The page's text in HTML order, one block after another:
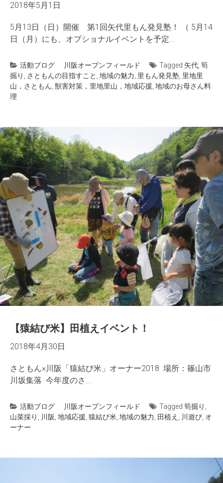
2018年5月1日
5月13日（日）開催 第1回矢代里もん発見塾！ （ 5月14
日（月）にも、オプショナルイベントを予定...
活動ブログ 川阪オープンフィールド Tagged 矢代 筍
掘り
さともんの目指すこと 地域の魅力 里もん発見塾 里地里
山，さともん 獣害対策，里地里山，地域応援 地域のお母さん料
理
【猿結び米】田植えイベント！
2018年4月30日
さともん×川阪「猿結び米」オーナー2018 場所：篠山市
川坂集落 今年度のさ...
活動ブログ 川阪オープンフィールド Tagged 筍掘り
山菜採り
川阪 地域応援 猿結び米 地域の魅力 田植え 川遊び オ
ーナー